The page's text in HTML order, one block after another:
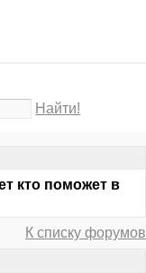
Найти!
кто поможет в
К списку форумов